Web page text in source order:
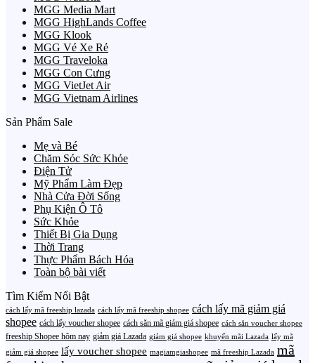
MGG Media Mart
MGG HighLands Coffee
MGG Klook
MGG Vé Xe Rẻ
MGG Traveloka
MGG Con Cưng
MGG VietJet Air
MGG Vietnam Airlines
Sản Phẩm Sale
Mẹ và Bé
Chăm Sóc Sức Khỏe
Điện Tử
Mỹ Phẩm Làm Đẹp
Nhà Cửa Đời Sống
Phụ Kiện Ô Tô
Sức Khỏe
Thiết Bị Gia Dụng
Thời Trang
Thực Phẩm Bách Hóa
Toàn bộ bài viết
Tìm Kiếm Nổi Bật
cách lấy mã freeship lazada cách lấy mã freeship shopee cách lấy mã giảm giá
shopee cách lấy voucher shopee cách săn mã giảm giá shopee cách săn voucher shopee
freeship Shopee hôm nay giảm giá Lazada giảm giá shopee khuyến mãi Lazada lấy mã
giảm giá shopee lấy voucher shopee magiamgiashopee mã freeship Lazada mã